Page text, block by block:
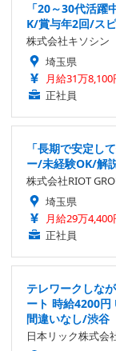
「20～30代活
K/賞与年2回/ス
株式会社キソシン
埼玉県
月給31万
正社員
「長期で安定し
ー/未経験OK/解
株式会社RIOT
埼玉県
月給29万
正社員
テレワークしな
ート 時給4200
間違いなし/渋谷
日本リック株式会